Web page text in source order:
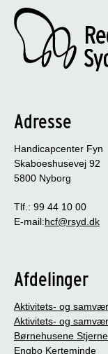
Adresse
Handicapcenter Fyn
Skaboeshusevej 92
5800 Nyborg
Tlf.: 99 44 10 00
E-mail:hcf@rsyd.dk
Afdelinger
Aktivitets- og
Aktivitets- og
Børnehusene
Engbo Kerteminde